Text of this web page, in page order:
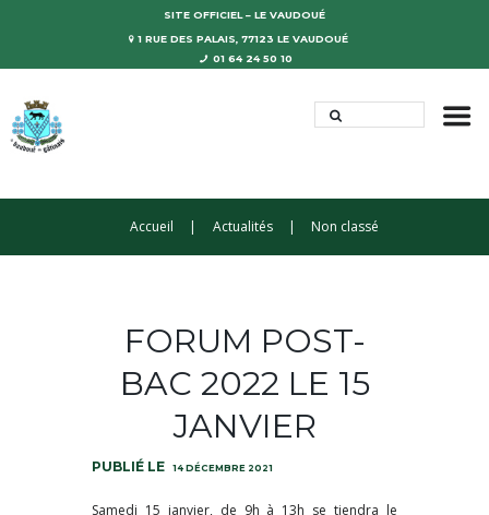
SITE OFFICIEL – LE VAUDOUÉ
1 RUE DES PALAIS, 77123 LE VAUDOUÉ
01 64 24 50 10
Accueil Actualités Non classé
FORUM POST-
BAC 2022 LE 15
JANVIER
14 DÉCEMBRE 2021
Samedi 15 janvier, de 9h à 13h se tiendra le